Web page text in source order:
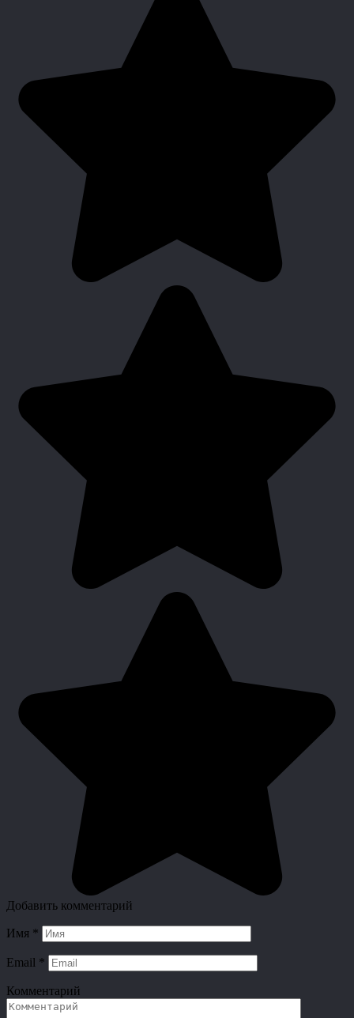
Добавить комментарий
Имя *
Email *
Комментарий